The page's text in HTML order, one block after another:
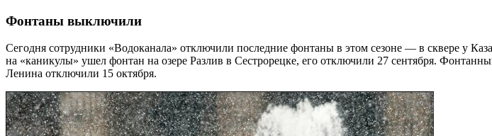
Фонтаны выключили
Сегодня сотрудники «Водоканала» отключили последние фонтаны в этом сезоне — в сквере у
на «каникулы» ушел фонтан на озере Разлив в Сестрорецке, его отключили 27 сентября.
Ленина отключили 15 октября.